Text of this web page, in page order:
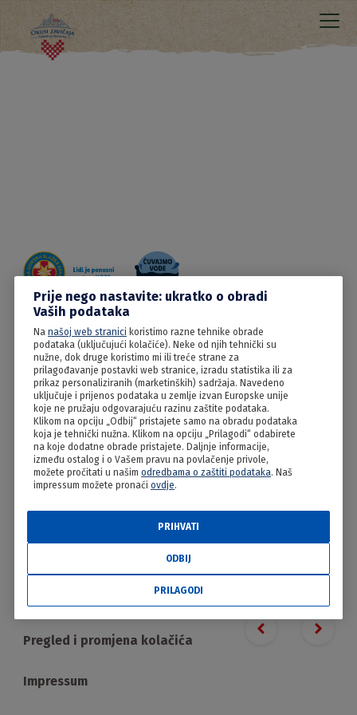
20.06.2022
Gljive s bijelim umakom
Previous slide
Next
Pregled i promjena kolačića
Impressum
Prije nego nastavite: ukratko o obradi
Vaših podataka
Na našoj web stranici koristimo razne tehnike obrade
podataka (uključujući kolačiće). Neke od njih tehnički su
nužne, dok druge koristimo mi ili treće strane za
prilagođavanje postavki web stranice, izradu statistika ili za
prikaz personaliziranih (marketinških) sadržaja. Navedeno
uključuje i prijenos podataka u zemlje izvan Europske unije
koje ne pružaju odgovarajuću razinu zaštite podataka.
Klikom na opciju „Odbij“ pristajete samo na obradu podataka
koja je tehnički nužna. Klikom na opciju „Prilagodi“ odabirete
na koje dodatne obrade pristajete. Daljnje informacije,
između ostalog i o Vašem pravu na povlačenje privole,
možete pročitati u našim odredbama o zaštiti podataka. Naš
impressum možete pronaći ovdje.
ODBIJ
PRIHVATI
PRILAGODI